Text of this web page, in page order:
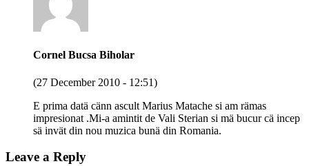
Cornel Bucsa Biholar
(27 December 2010 - 12:51)
E prima datä cänn ascult Marius Matache si am rämas
impresionat .Mi-a amintit de Vali Sterian si mä bucur cä incep
sä invät din nou muzica bunä din Romania.
Leave a Reply